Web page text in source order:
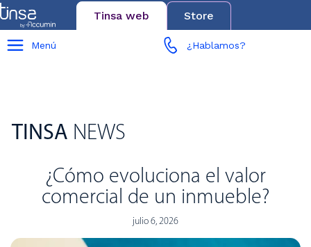
Tinsa web Store
Menú ¿Hablamos?
TINSA NEWS
¿Cómo evoluciona el valor
comercial de un inmueble?
julio 6, 2026